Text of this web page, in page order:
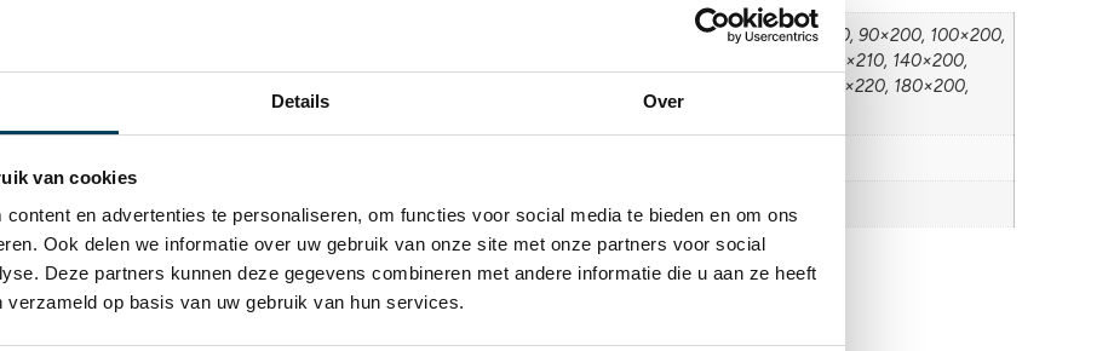
Details Over
van cookies
en advertenties te personaliseren, om functies voor social media te bieden en om ons
Ook delen we informatie over uw gebruik van onze site met onze partners voor social
Deze partners kunnen deze gegevens combineren met andere informatie die u aan ze heeft
verzameld op basis van uw gebruik van hun services.
en is wasbaar op 60
op de laagste warmtestand.
80×210, 80×220, 80×200, 90×210, 90×220, 90×200, 100×200,
100×210, 100×220, 120×200, 120×210, 140×210, 140×200,
160×210, 160×220, 160×200, 180×210, 180×220, 180×200,
200×200, 200×210, 200×220
Merk Dommelin